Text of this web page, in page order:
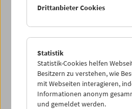
können online nur reserviert
Weitere Informationen zu
Mitgliedschaften finden Siehier.
Drittanbieter Cookies
Statistik
Statistik-Cookies helfen
Besitzern zu verstehen, wie
mit Webseiten interagieren,
Informationen anonym
und gemeldet werden.